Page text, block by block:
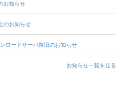
お知らせ
のお知らせ
ンロードサーバ復旧のお知らせ
お知らせ一覧を見る